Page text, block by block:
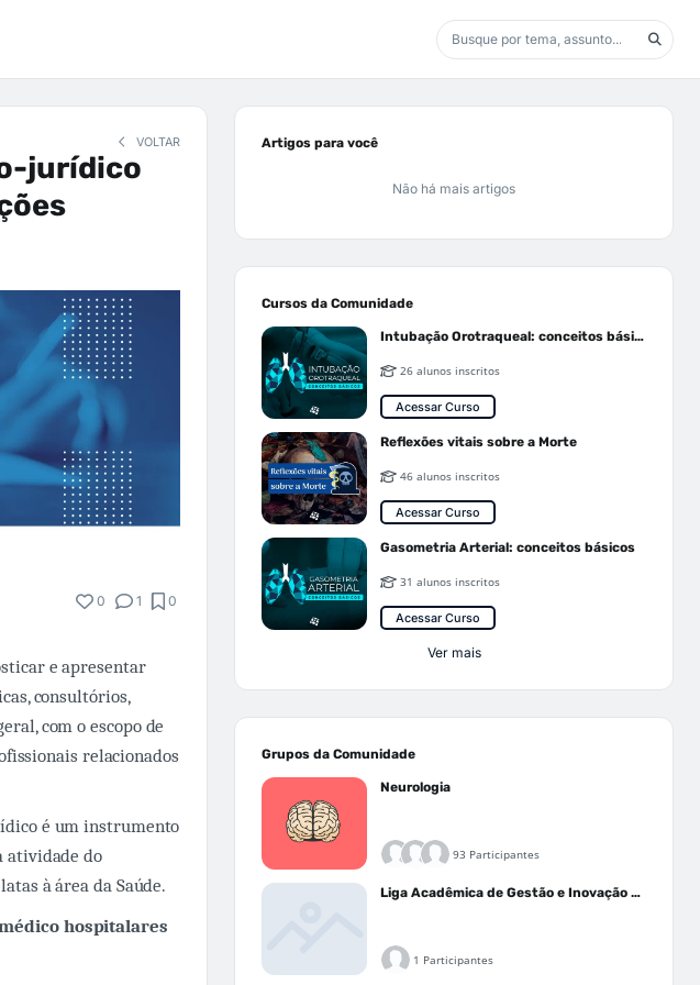
VOLTAR
jurídico
0 1 0
e apresentar
consultórios,
com o escopo de
relacionados
é um instrumento
atividade do
à área da Saúde.
hospitalares
Artigos para você
Não há mais artigos
Cursos da Comunidade
Intubação Orotraqueal: conceitos básicos
26 alunos inscritos
Acessar Curso
Reflexões vitais sobre a Morte
46 alunos inscritos
Acessar Curso
Gasometria Arterial: conceitos básicos
31 alunos inscritos
Acessar Curso
Ver mais
Grupos da Comunidade
Neurologia
93 Participantes
Liga Acadêmica de Gestão e Inovação Médica - LAGIM
1 Participantes